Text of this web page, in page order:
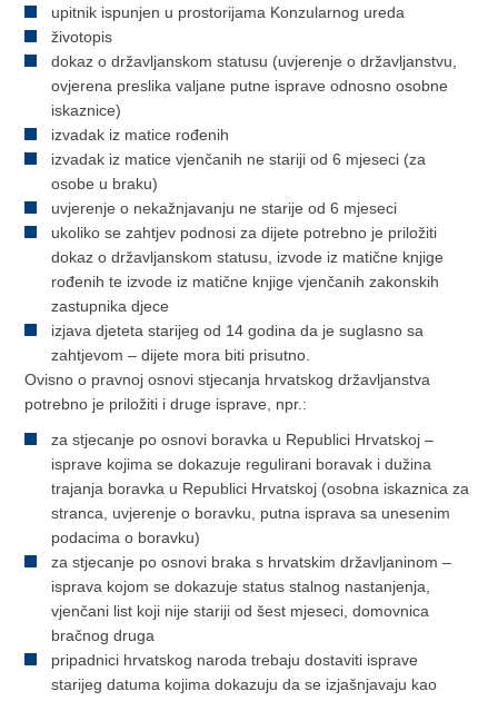
upitnik ispunjen u prostorijama Konzularnog ureda
životopis
dokaz o državljanskom statusu (uvjerenje o državljanstvu,
ovjerena preslika valjane putne isprave odnosno osobne
iskaznice)
izvadak iz matice rođenih
izvadak iz matice vjenčanih ne stariji od 6 mjeseci (za
osobe u braku)
uvjerenje o nekažnjavanju ne starije od 6 mjeseci
ukoliko se zahtjev podnosi za dijete potrebno je priložiti
dokaz o državljanskom statusu, izvode iz matične knjige
rođenih te izvode iz matične knjige vjenčanih zakonskih
zastupnika djece
izjava djeteta starijeg od 14 godina da je suglasno sa
zahtjevom – dijete mora biti prisutno.
Ovisno o pravnoj osnovi stjecanja hrvatskog državljanstva
potrebno je priložiti i druge isprave, npr.:
za stjecanje po osnovi boravka u Republici Hrvatskoj –
isprave kojima se dokazuje regulirani boravak i dužina
trajanja boravka u Republici Hrvatskoj (osobna iskaznica za
stranca, uvjerenje o boravku, putna isprava sa unesenim
podacima o boravku)
za stjecanje po osnovi braka s hrvatskim državljaninom –
isprava kojom se dokazuje status stalnog nastanjenja,
vjenčani list koji nije stariji od šest mjeseci, domovnica
bračnog druga
pripadnici hrvatskog naroda trebaju dostaviti isprave
starijeg datuma kojima dokazuju da se izjašnjavaju kao